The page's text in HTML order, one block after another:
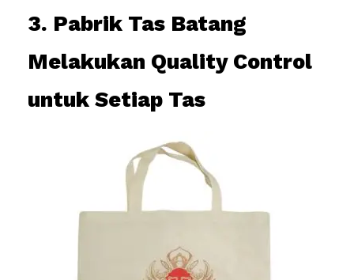
3. Pabrik Tas Batang
Melakukan Quality Control
untuk Setiap Tas